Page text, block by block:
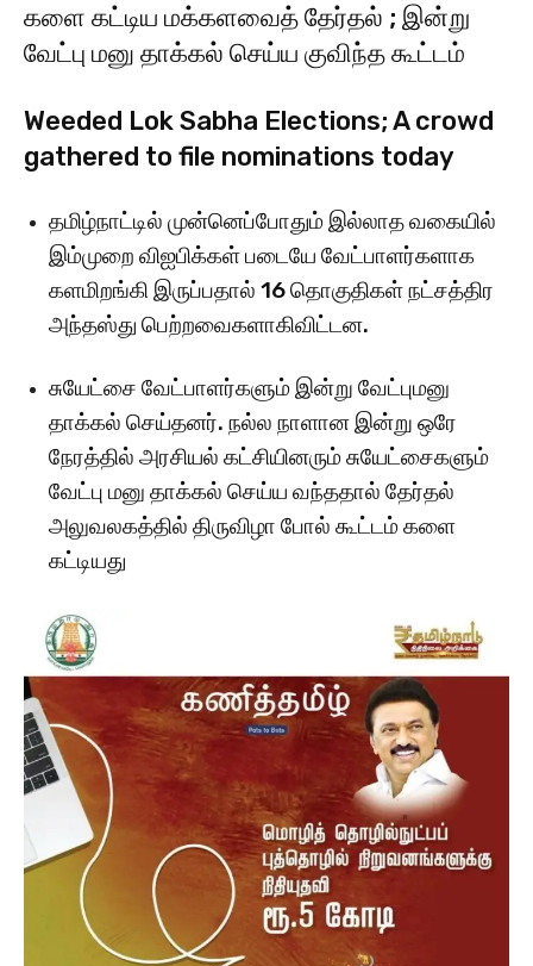
களை கட்டிய மக்களவைத் தேர்தல் ; இன்று
வேட்பு மனு தாக்கல் செய்ய குவிந்த கூட்டம்
Weeded Lok Sabha Elections; A crowd
gathered to file nominations today
தமிழ்நாட்டில் முன்னெப்போதும் இல்லாத வகையில்
இம்முறை விஐபிக்கள் படையே வேட்பாளர்களாக
களமிறங்கி இருப்பதால் 16 தொகுதிகள் நட்சத்திர
அந்தஸ்து பெற்றவைகளாகிவிட்டன.
சுயேட்சை வேட்பாளர்களும் இன்று வேட்புமனு
தாக்கல் செய்தனர். நல்ல நாளான இன்று ஒரே
நேரத்தில் அரசியல் கட்சியினரும் சுயேட்சைகளும்
வேட்பு மனு தாக்கல் செய்ய வந்ததால் தேர்தல்
அலுவலகத்தில் திருவிழா போல் கூட்டம் களை
கட்டியது